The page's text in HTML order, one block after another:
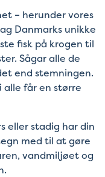
– herunder vores
Danmarks unikke
fisk på krogen til
Sågar alle de
end stemningen.
alle får en større
eller stadig har din
med til at gøre
vandmiljøet og